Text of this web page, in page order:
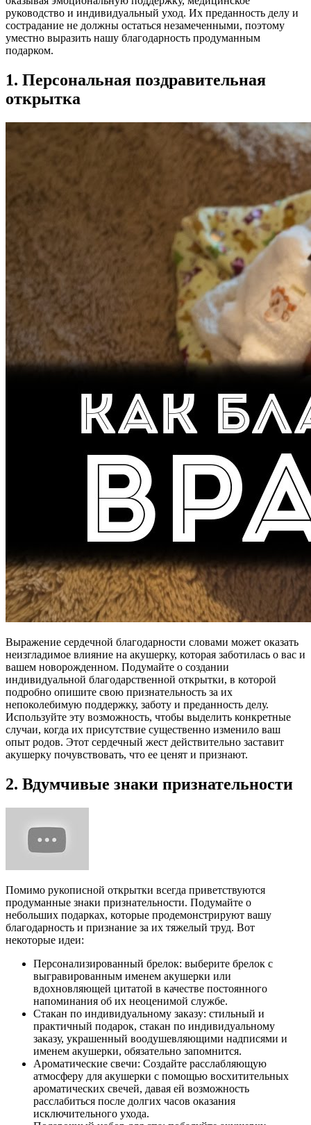
руководство и индивидуальный уход. Их преданность делу и
сострадание не должны остаться незамеченными, поэтому
уместно выразить нашу благодарность продуманным
подарком.
1. Персональная поздравительная
открытка
Выражение сердечной благодарности словами может оказать
неизгладимое влияние на акушерку, которая заботилась о вас и
вашем новорожденном. Подумайте о создании
индивидуальной благодарственной открытки, в которой
подробно опишите свою признательность за их
непоколебимую поддержку, заботу и преданность делу.
Используйте эту возможность, чтобы выделить конкретные
случаи, когда их присутствие существенно изменило ваш
опыт родов. Этот сердечный жест действительно заставит
акушерку почувствовать, что ее ценят и признают.
2. Вдумчивые знаки признательности
Помимо рукописной открытки всегда приветствуются
продуманные знаки признательности. Подумайте о
небольших подарках, которые продемонстрируют вашу
благодарность и признание за их тяжелый труд. Вот
некоторые идеи:
Персонализированный брелок: выберите брелок с
выгравированным именем акушерки или
вдохновляющей цитатой в качестве постоянного
напоминания об их неоценимой службе.
Стакан по индивидуальному заказу: стильный и
практичный подарок, стакан по индивидуальному
заказу, украшенный воодушевляющими надписями и
именем акушерки, обязательно запомнится.
Ароматические свечи: Создайте расслабляющую
атмосферу для акушерки с помощью восхитительных
ароматических свечей, давая ей возможность
расслабиться после долгих часов оказания
исключительного ухода.